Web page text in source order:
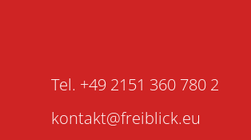
Tel. +49 2151 360 780 2
kontakt@freiblick.eu